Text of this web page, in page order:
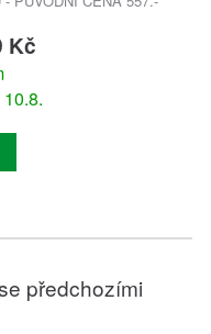
Kč
předchozími